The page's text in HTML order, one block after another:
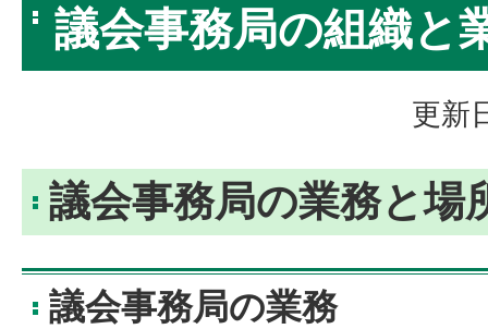
議会事務局の組織と
更新
議会事務局の業務と場
議会事務局の業務